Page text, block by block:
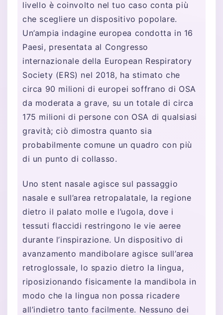
livello è coinvolto nel tuo caso conta più
che scegliere un dispositivo popolare.
Un’ampia indagine europea condotta in 16
Paesi, presentata al Congresso
internazionale della European Respiratory
Society (ERS) nel 2018, ha stimato che
circa 90 milioni di europei soffrano di OSA
da moderata a grave, su un totale di circa
175 milioni di persone con OSA di qualsiasi
gravità; ciò dimostra quanto sia
probabilmente comune un quadro con più
di un punto di collasso.
Uno stent nasale agisce sul passaggio
nasale e sull’area retropalatale, la regione
dietro il palato molle e l’ugola, dove i
tessuti flaccidi restringono le vie aeree
durante l’inspirazione. Un dispositivo di
avanzamento mandibolare agisce sull’area
retroglossale, lo spazio dietro la lingua,
riposizionando fisicamente la mandibola in
modo che la lingua non possa ricadere
all’indietro tanto facilmente. Nessuno dei